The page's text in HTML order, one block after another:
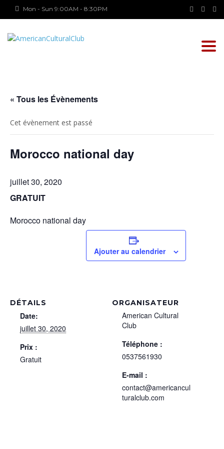
Mon - Sun 9:00AM - 8:30PM
« Tous les Évènements
Cet évènement est passé
Morocco national day
juillet 30, 2020
GRATUIT
Morocco national day
Ajouter au calendrier
DÉTAILS
Date:
juillet 30, 2020
Prix :
Gratuit
ORGANISATEUR
American Cultural
Club
Téléphone :
0537561930
E-mail :
contact@americancul
turalclub.com